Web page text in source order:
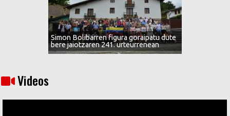
Simon Bolibarren figura goraipatu dute
bere jaiotzaren 241. urteurrenean
Videos